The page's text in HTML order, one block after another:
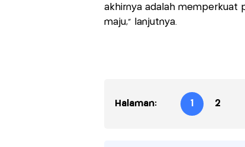
akhirnya adalah memperkuat
maju," lanjutnya.
Halaman: 1 2